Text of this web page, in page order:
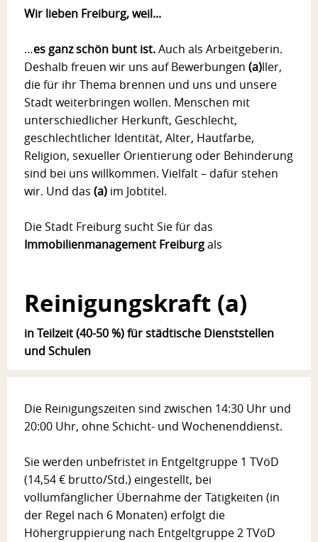
Wir lieben Freiburg, weil...
…es ganz schön bunt ist.Auch als Arbeitgeberin.
Deshalb freuen wir uns auf Bewerbungen (a)ller,
die für ihr Thema brennen und uns und unsere
Stadt weiterbringen wollen. Menschen mit
unterschiedlicher Herkunft, Geschlecht,
geschlechtlicher Identität, Alter, Hautfarbe,
Religion, sexueller Orientierung oder Behinderung
sind bei uns willkommen. Vielfalt – dafür stehen
wir. Und das (a) im Jobtitel.
Die Stadt Freiburg sucht Sie für das
Immobilienmanagement Freiburgals
Reinigungskraft (a)
in Teilzeit (40-50 %) für städtische Dienststellen
und Schulen
Die Reinigungszeiten sind zwischen 14:30 Uhr und
20:00 Uhr, ohne Schicht- und Wochenenddienst.
Sie werden unbefristet in Entgeltgruppe 1 TVöD
(14,54 € brutto/Std.) eingestellt, bei
vollumfänglicher Übernahme der Tätigkeiten (in
der Regel nach 6 Monaten) erfolgt die
Höhergruppierung nach Entgeltgruppe 2 TVöD